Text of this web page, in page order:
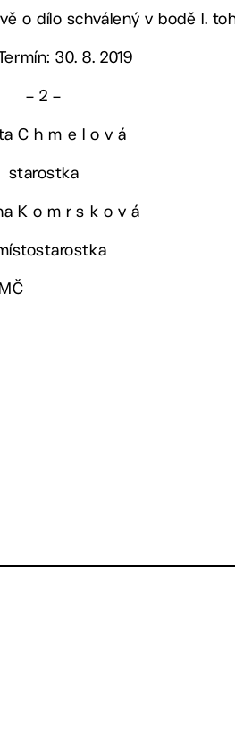
o dílo schválený v bodě I.
30. 8. 2019
– 2 –
C h m e l o v á
starostka
K o m r s k o v á